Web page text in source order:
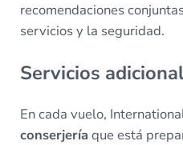
recomendaciones
servicios y la seguridad.
Servicios
En cada vuelo,
conserjería que está